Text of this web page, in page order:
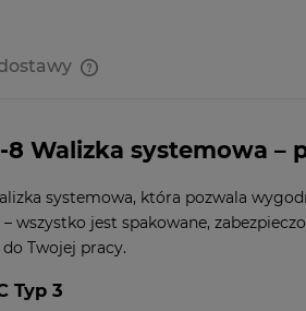
8 Walizka systemowa
systemowa, która pozwala
wszystko jest spakowane,
Twojej pracy.
Typ 3